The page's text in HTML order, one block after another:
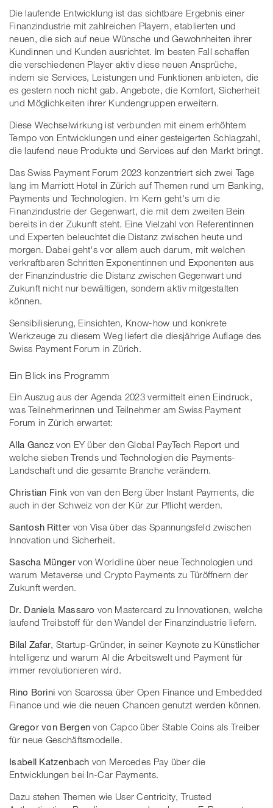
Die laufende Entwicklung ist das sichtbare Ergebnis einer
Finanzindustrie mit zahlreichen Playern, etablierten und
neuen, die sich auf neue Wünsche und Gewohnheiten ihrer
Kundinnen und Kunden ausrichtet. Im besten Fall schaffen
die verschiedenen Player aktiv diese neuen Ansprüche,
indem sie Services, Leistungen und Funktionen anbieten, die
es gestern noch nicht gab. Angebote, die Komfort, Sicherheit
und Möglichkeiten ihrer Kundengruppen erweitern.
Diese Wechselwirkung ist verbunden mit einem erhöhtem
Tempo von Entwicklungen und einer gesteigerten Schlagzahl,
die laufend neue Produkte und Services auf den Markt bringt.
Das Swiss Payment Forum 2023 konzentriert sich zwei Tage
lang im Marriott Hotel in Zürich auf Themen rund um Banking,
Payments und Technologien. Im Kern geht's um die
Finanzindustrie der Gegenwart, die mit dem zweiten Bein
bereits in der Zukunft steht. Eine Vielzahl von Referentinnen
und Experten beleuchtet die Distanz zwischen heute und
morgen. Dabei geht's vor allem auch darum, mit welchen
verkraftbaren Schritten Exponentinnen und Exponenten aus
der Finanzindustrie die Distanz zwischen Gegenwart und
Zukunft nicht nur bewältigen, sondern aktiv mitgestalten
können.
Sensibilisierung, Einsichten, Know-how und konkrete
Werkzeuge zu diesem Weg liefert die diesjährige Auflage des
Swiss Payment Forum in Zürich.
Ein Blick ins Programm
Ein Auszug aus der Agenda 2023 vermittelt einen Eindruck,
was Teilnehmerinnen und Teilnehmer am Swiss Payment
Forum in Zürich erwartet:
Alla Ganczvon EY über den Global PayTech Report und
welche sieben Trends und Technologien die Payments-
Landschaft und die gesamte Branche verändern.
Christian Fink von van den Berg über Instant Payments, die
auch in der Schweiz von der Kür zur Pflicht werden.
Santosh Ritter von Visa über das Spannungsfeld zwischen
Innovation und Sicherheit.
Sascha Müngervon Worldline über neue Technologien und
warum Metaverse und Crypto Payments zu Türöffnern der
Zukunft werden.
Dr. Daniela Massaro von Mastercard zu Innovationen, welche
laufend Treibstoff für den Wandel der Finanzindustrie liefern.
Bilal Zafar , Startup-Gründer, in seiner Keynote zu Künstlicher
Intelligenz und warum AI die Arbeitswelt und Payment für
immer revolutionieren wird.
Rino Borini von Scarossa über Open Finance und Embedded
Finance und wie die neuen Chancen genutzt werden können.
Gregor von Bergen von Capco über Stable Coins als Treiber
für neue Geschäftsmodelle.
Isabell Katzenbach von Mercedes Pay über die
Entwicklungen bei In-Car Payments.
Dazu stehen Themen wie User Centricity, Trusted